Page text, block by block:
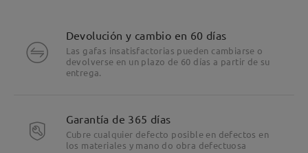
Detalles
Devolución y cambio en 60 días
Las gafas insatisfactorias pueden cambiarse o
devolverse en un plazo de 60 días a partir de su
entrega.
Garantía de 365 días
Cubre cualquier defecto posible en defectos en
los materiales y mano do obra defectuosa